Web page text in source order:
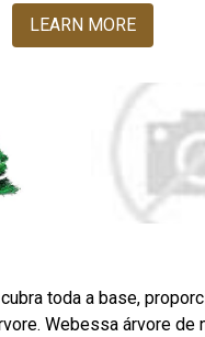
LEARN MORE
toda a base,
Webessa árvore